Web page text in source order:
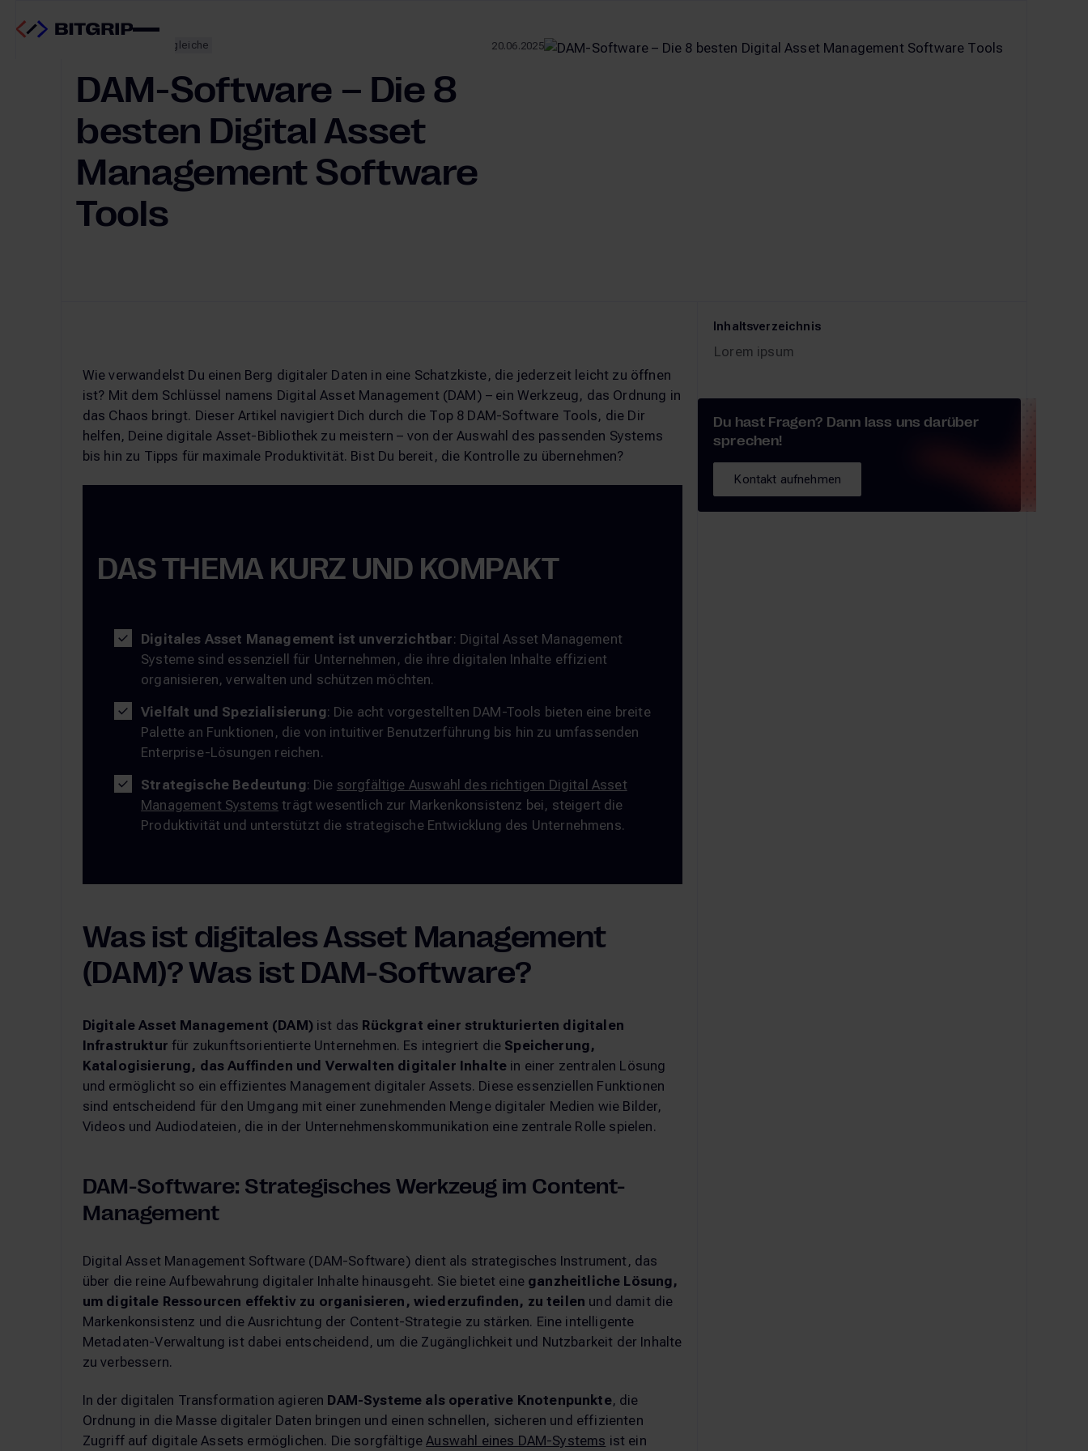
Tool-Guides & Vergleiche 20.06.2025
DAM-Software – Die 8
besten Digital Asset
Management Software
Tools
Wie verwandelst Du einen Berg digitaler Daten in eine Schatzkiste, die jederzeit leicht zu öffnen
ist? Mit dem Schlüssel namens Digital Asset Management (DAM) – ein Werkzeug, das Ordnung in
das Chaos bringt. Dieser Artikel navigiert Dich durch die Top 8 DAM-Software Tools, die Dir
helfen, Deine digitale Asset-Bibliothek zu meistern – von der Auswahl des passenden Systems
bis hin zu Tipps für maximale Produktivität. Bist Du bereit, die Kontrolle zu übernehmen?
DAS THEMA KURZ UND KOMPAKT
Digitales Asset Management ist unverzichtbar: Digital Asset Management
Systeme sind essenziell für Unternehmen, die ihre digitalen Inhalte effizient
organisieren, verwalten und schützen möchten.
Vielfalt und Spezialisierung: Die acht vorgestellten DAM-Tools bieten eine breite
Palette an Funktionen, die von intuitiver Benutzerführung bis hin zu umfassenden
Enterprise-Lösungen reichen.
Strategische Bedeutung: Die sorgfältige Auswahl des richtigen Digital Asset
Management Systems trägt wesentlich zur Markenkonsistenz bei, steigert die
Produktivität und unterstützt die strategische Entwicklung des Unternehmens.
Was ist digitales Asset Management
(DAM)? Was ist DAM-Software?
Digitale Asset Management (DAM)ist das Rückgrat einer strukturierten digitalen
Infrastruktur für zukunftsorientierte Unternehmen. Es integriert die Speicherung,
Katalogisierung, das Auffinden und Verwalten digitaler Inhalte in einer zentralen Lösung
und ermöglicht so ein effizientes Management digitaler Assets. Diese essenziellen Funktionen
sind entscheidend für den Umgang mit einer zunehmenden Menge digitaler Medien wie Bilder,
Videos und Audiodateien, die in der Unternehmenskommunikation eine zentrale Rolle spielen.
DAM-Software: Strategisches Werkzeug im Content-
Management
Digital Asset Management Software (DAM-Software) dient als strategisches Instrument, das
über die reine Aufbewahrung digitaler Inhalte hinausgeht. Sie bietet eineganzheitliche Lösung,
um digitale Ressourcen effektiv zu organisieren, wiederzufinden, zu teilen und damit die
Markenkonsistenz und die Ausrichtung der Content-Strategie zu stärken. Eine intelligente
Metadaten-Verwaltung ist dabei entscheidend, um die Zugänglichkeit und Nutzbarkeit der Inhalte
zu verbessern.
In der digitalen Transformation agieren DAM-Systeme als operative Knotenpunkte, die
Ordnung in die Masse digitaler Daten bringen und einen schnellen, sicheren und effizienten
Zugriff auf digitale Assets ermöglichen. Die sorgfältigeAuswahl eines DAM-Systems ist ein
Inhaltsverzeichnis
Lorem ipsum
Du hast Fragen? Dann lass uns darüber
sprechen!
Kontakt aufnehmen